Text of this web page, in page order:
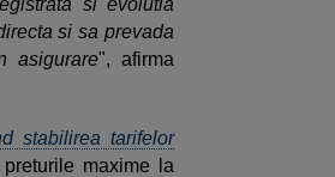
si evolutia
si sa prevada
asigurare", afirma
stabilirea tarifelor
maxime la